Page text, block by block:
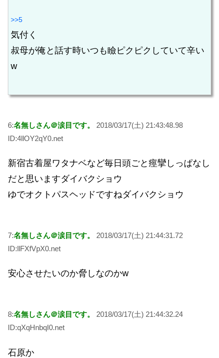
>>5
気付く
叔母が俺と話す時いつも瞼ピクピクしていて辛い
w
6:名無しさん＠涙目です。
2018/03/17(土) 21:43:48.98
ID:4llOY2qY0.net
新宿古着屋ワタナベなど毎日頭ごと痙攣しっぱなし
だと思いますダイバクショウ
ゆでオクトパスヘッドですねダイバクショウ
7:名無しさん＠涙目です。
2018/03/17(土) 21:44:31.72
ID:llFXfVpX0.net
安心させたいのか脅しなのかw
8:名無しさん＠涙目です。
2018/03/17(土) 21:44:32.24
ID:qXqHnbqI0.net
石原か